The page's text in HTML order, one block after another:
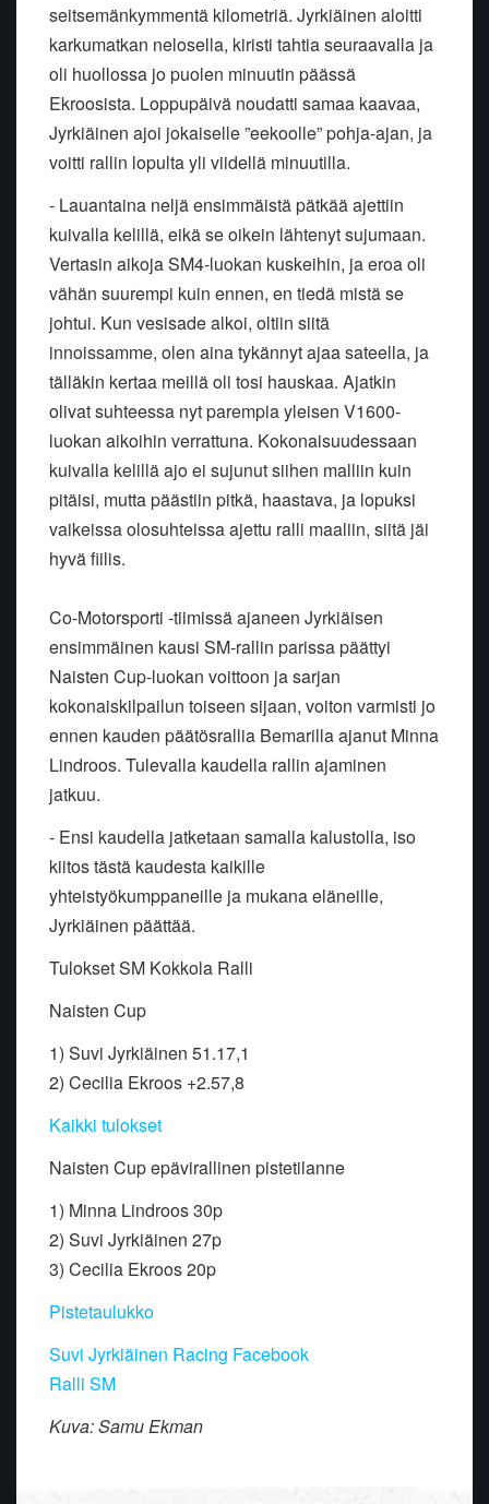
seitsemänkymmentä kilometriä. Jyrkiäinen aloitti
karkumatkan nelosella, kiristi tahtia seuraavalla ja
oli huollossa jo puolen minuutin päässä
Ekroosista. Loppupäivä noudatti samaa kaavaa,
Jyrkiäinen ajoi jokaiselle ”eekoolle” pohja-ajan, ja
voitti rallin lopulta yli viidellä minuutilla.
- Lauantaina neljä ensimmäistä pätkää ajettiin
kuivalla kelillä, eikä se oikein lähtenyt sujumaan.
Vertasin aikoja SM4-luokan kuskeihin, ja eroa oli
vähän suurempi kuin ennen, en tiedä mistä se
johtui. Kun vesisade alkoi, oltiin siitä
innoissamme, olen aina tykännyt ajaa sateella, ja
tälläkin kertaa meillä oli tosi hauskaa. Ajatkin
olivat suhteessa nyt parempia yleisen V1600-
luokan aikoihin verrattuna. Kokonaisuudessaan
kuivalla kelillä ajo ei sujunut siihen malliin kuin
pitäisi, mutta päästiin pitkä, haastava, ja lopuksi
vaikeissa olosuhteissa ajettu ralli maaliin, siitä jäi
hyvä fiilis.
Co-Motorsporti -tiimissä ajaneen Jyrkiäisen
ensimmäinen kausi SM-rallin parissa päättyi
Naisten Cup-luokan voittoon ja sarjan
kokonaiskilpailun toiseen sijaan, voiton varmisti jo
ennen kauden päätösrallia Bemarilla ajanut Minna
Lindroos. Tulevalla kaudella rallin ajaminen
jatkuu.
- Ensi kaudella jatketaan samalla kalustolla, iso
kiitos tästä kaudesta kaikille
yhteistyökumppaneille ja mukana eläneille,
Jyrkiäinen päättää.
Tulokset SM Kokkola Ralli
Naisten Cup
1) Suvi Jyrkiäinen 51.17,1
2) Cecilia Ekroos +2.57,8
Kaikki tulokset
Naisten Cup epävirallinen pistetilanne
1) Minna Lindroos 30p
2) Suvi Jyrkiäinen 27p
3) Cecilia Ekroos 20p
Pistetaulukko
Suvi Jyrkiäinen Racing Facebook
Ralli SM
Kuva: Samu Ekman